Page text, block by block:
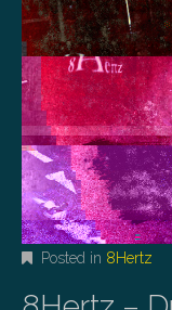
Posted in 8Hertz